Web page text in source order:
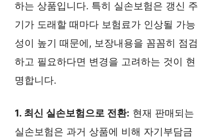
하는 상품입니다. 특히 실손보험은 갱신 주
기가 도래할 때마다 보험료가 인상될 가능
성이 높기 때문에, 보장내용을 꼼꼼히 점검
하고 필요하다면 변경을 고려하는 것이 현
명합니다.
1. 최신 실손보험으로 전환: 현재 판매되는
실손보험은 과거 상품에 비해 자기부담금